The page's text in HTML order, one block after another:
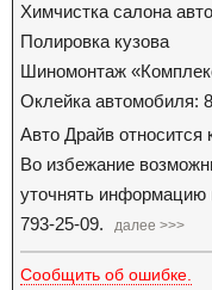
Химчистка салона
Полировка кузова
Шиномонтаж
Оклейка автомобиля:
Авто Драйв относится
Во избежание
уточнять информацию
793-25-09.
далее >>>
Сообщить об ошибке.